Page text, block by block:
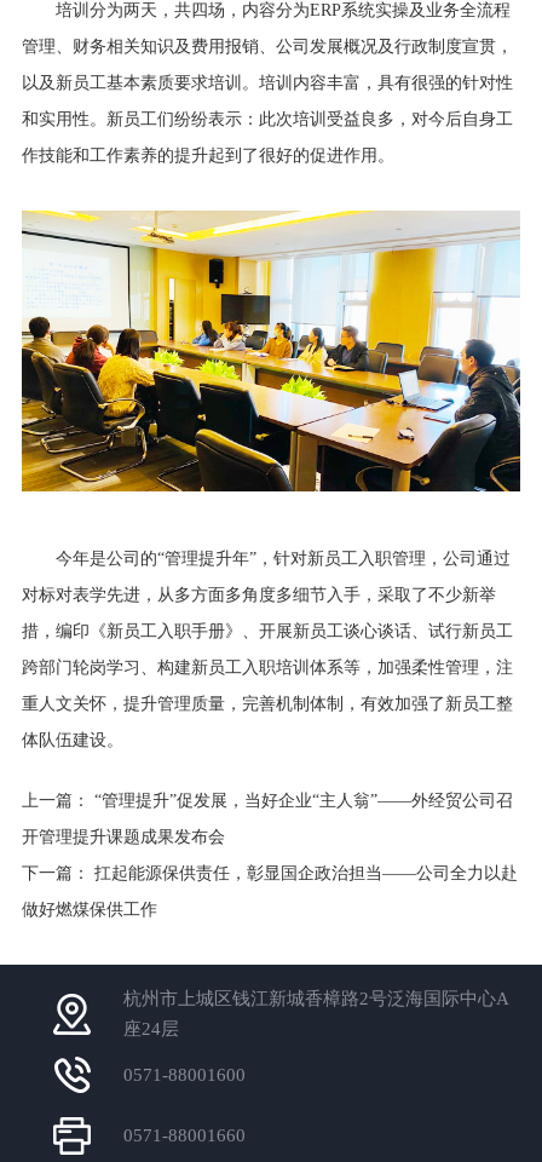
培训分为两天，共四场，内容分为ERP系统实操及业务全流程
管理、财务相关知识及费用报销、公司发展概况及行政制度宣贯，
以及新员工基本素质要求培训。培训内容丰富，具有很强的针对性
和实用性。新员工们纷纷表示：此次培训受益良多，对今后自身工
作技能和工作素养的提升起到了很好的促进作用。
今年是公司的“管理提升年”，针对新员工入职管理，公司通过
对标对表学先进，从多方面多角度多细节入手，采取了不少新举
措，编印《新员工入职手册》、开展新员工谈心谈话、试行新员工
跨部门轮岗学习、构建新员工入职培训体系等，加强柔性管理，注
重人文关怀，提升管理质量，完善机制体制，有效加强了新员工整
体队伍建设。
上一篇： “管理提升”促发展，当好企业“主人翁”——外经贸公司召
开管理提升课题成果发布会
下一篇： 扛起能源保供责任，彰显国企政治担当——公司全力以赴
做好燃煤保供工作
杭州市上城区钱江新城香樟路2号泛海国际中心A
座24层
0571-88001600
0571-88001660